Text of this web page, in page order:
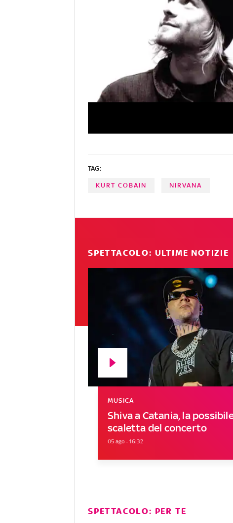
TAG:
KURT COBAIN NIRVANA
SPETTACOLO: ULTIME NOTIZIE
Shiva a Catania, la
scaletta del concerto
MUSICA
05 ago - 16:32
SPETTACOLO: PER TE